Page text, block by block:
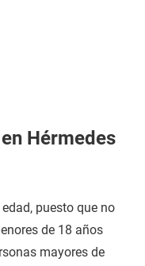
Hérmedes
puesto que no
de 18 años
mayores de